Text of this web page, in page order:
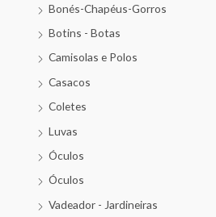
Bonés-Chapéus-Gorros
Botins - Botas
Camisolas e Polos
Casacos
Coletes
Luvas
Óculos
Óculos
Vadeador - Jardineiras